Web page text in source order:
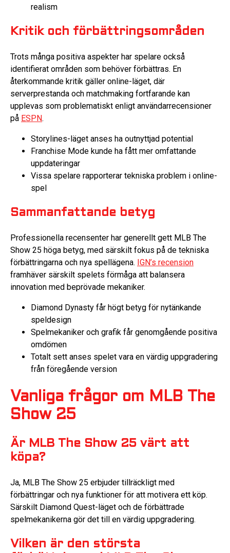
realism
Kritik och förbättringsområden
Trots många positiva aspekter har spelare också
identifierat områden som behöver förbättras. En
återkommande kritik gäller online-läget, där
serverprestanda och matchmaking fortfarande kan
upplevas som problematiskt enligt användarrecensioner
på ESPN.
Storylines-läget anses ha outnyttjad potential
Franchise Mode kunde ha fått mer omfattande
uppdateringar
Vissa spelare rapporterar tekniska problem i online-
spel
Sammanfattande betyg
Professionella recensenter har generellt gett MLB The
Show 25 höga betyg, med särskilt fokus på de tekniska
förbättringarna och nya spellägena. IGN’s recension
framhäver särskilt spelets förmåga att balansera
innovation med beprövade mekaniker.
Diamond Dynasty får högt betyg för nytänkande
speldesign
Spelmekaniker och grafik får genomgående positiva
omdömen
Totalt sett anses spelet vara en värdig uppgradering
från föregående version
Vanliga frågor om MLB The
Show 25
Är MLB The Show 25 värt att
köpa?
Ja, MLB The Show 25 erbjuder tillräckligt med
förbättringar och nya funktioner för att motivera ett köp.
Särskilt Diamond Quest-läget och de förbättrade
spelmekanikerna gör det till en värdig uppgradering.
Vilken är den största